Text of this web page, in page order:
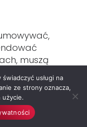
muszą
usługi na
ze strony oznacza,
użycie.